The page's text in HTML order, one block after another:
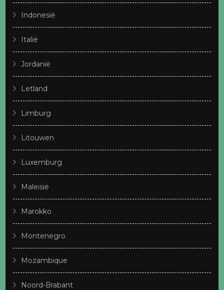
Indonesië
Italië
Jordanië
Letland
Limburg
Litouwen
Luxemburg
Maleisië
Marokko
Montenegro
Mozambique
Noord-Brabant